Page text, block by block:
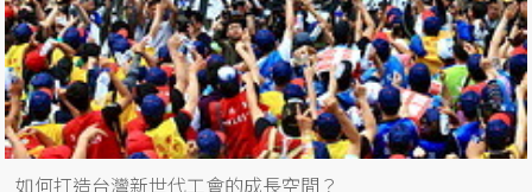
如何打造台灣新世代工會的成長空間？